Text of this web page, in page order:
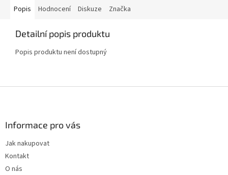
Popis Hodnocení Diskuze Značka
Detailní popis produktu
Popis produktu není dostupný
Informace pro vás
Jak nakupovat
Kontakt
O nás